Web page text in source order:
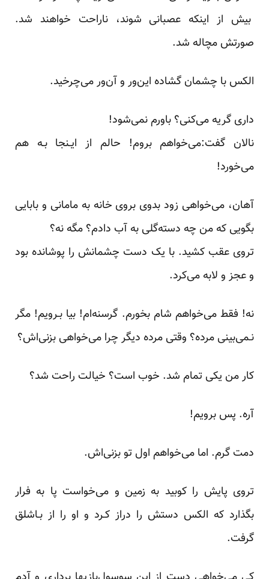
بیش از اینکه عصبانی شوند، ناراحت خواهند شد.
صورتش مچاله شد.
الکس با‌ چشمان‌ گشاده این‌ور و آن‌ور می‌چرخید.
داری گریه می‌کنی؟ باورم نمی‌شود!
نالان گفت:می‌خواهم بروم! حالم‌ از‌ ایـنجا‌ بـه هم
می‌خورد!
آهان، می‌خواهی زود بدوی بروی خانه به مامانی و بابایی
بگویی که من‌ چه‌ دسته‌گلی‌ به آب دادم؟ مگه نه؟
تروی عقب کشید. با یک دست چشمانش را پوشانده‌ بود‌
و عجز و لابه می‌کرد.
نه! فقط می‌خواهم شام بخورم. گرسنه‌ام! بیا بـرویم! مگر
نـمی‌بینی مرده؟ وقتی مرده دیگر چرا می‌خواهی‌ بزنی‌اش؟
کار من یکی تمام شد. خوب است؟ خیالت راحت شد؟
آره. پس برویم!
دمت گرم. اما‌ می‌خواهم‌ اول تو بزنی‌اش.
تروی پایش را کوبید به‌ زمین‌ و می‌خواست پا به فرار
بگذارد که الکس‌ دستش‌ را دراز کـرد و او را از بـاشلق
گرفت.